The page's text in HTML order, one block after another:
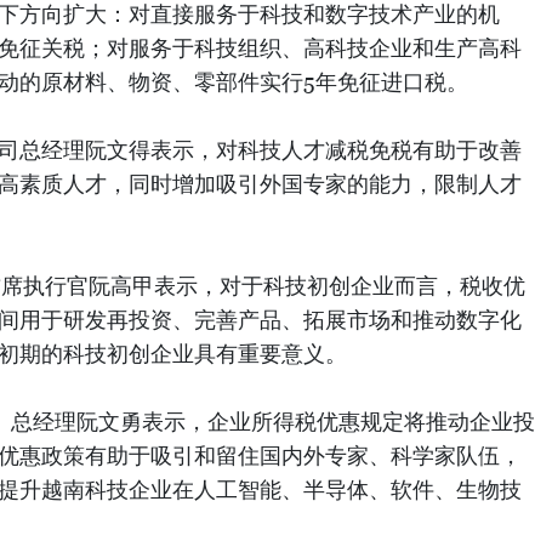
方向扩大：对直接服务于科技和数字技术产业的机
征关税；对服务于科技组织、高科技企业和生产高科
的原材料、物资、零部件实行5年免征进口税。
总经理阮文得表示，对科技人才减税免税有助于改善
素质人才，同时增加吸引外国专家的能力，限制人才
执行官阮高甲表示，对于科技初创企业而言，税收优
用于研发再投资、完善产品、拓展市场和推动数字化
期的科技初创企业具有重要意义。
经理阮文勇表示，企业所得税优惠规定将推动企业投
惠政策有助于吸引和留住国内外专家、科学家队伍，
升越南科技企业在人工智能、半导体、软件、生物技